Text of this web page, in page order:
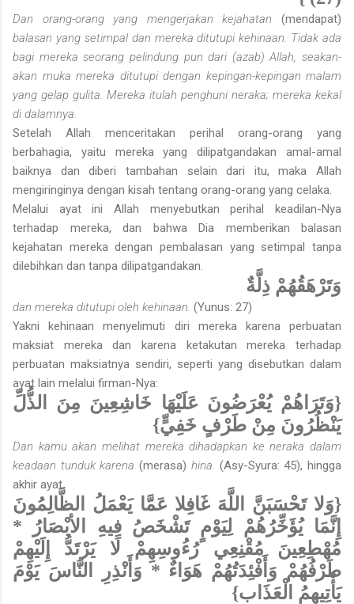
Dan orang-orang yang mengerjakan kejahatan (mendapat)
balasan yang setimpal dan mereka ditutupi kehinaan. Tidak ada
bagi mereka seorang pelindung pun dari (azab) Allah, seakan-
akan muka mereka ditutupi dengan kepingan-kepingan malam
yang gelap gulita. Mereka itulah penghuni neraka; mereka kekal
di dalamnya.
Setelah Allah menceritakan perihal orang-orang yang
berbahagia, yaitu mereka yang dilipatgandakan amal-amal
baiknya dan diberi tambahan selain dari itu, maka Allah
mengiringinya dengan kisah tentang orang-orang yang celaka.
Melalui ayat ini Allah menyebutkan perihal keadilan-Nya
terhadap mereka, dan bahwa Dia memberikan balasan
kejahatan mereka dengan pembalasan yang setimpal tanpa
dilebihkan dan tanpa dilipatgandakan.
وَتَرْهَقُهُمْ ذِلَّةٌ
dan mereka ditutupi oleh kehinaan. (Yunus: 27)
Yakni kehinaan menyelimuti diri mereka karena perbuatan
maksiat mereka dan karena ketakutan mereka terhadap
perbuatan maksiatnya sendiri, seperti yang disebutkan dalam
ayat lain melalui firman-Nya:
{وَتَرَاهُمْ يُعْرَضُونَ عَلَيْهَا خَاشِعِينَ مِنَ الذُّلِّ
يَنْظُرُونَ مِنْ طَرْفٍ خَفِيٍّ}
Dan kamu akan melihat mereka dihadapkan ke neraka dalam
ke­adaan tunduk karena(merasa) hina. (Asy-Syura: 45), hingga
akhir ayat.
{وَلا تَحْسَبَنَّ اللَّهَ غَافِلا عَمَّا يَعْمَلُ الظَّالِمُونَ
إِنَّمَا يُؤَخِّرُهُمْ لِيَوْمٍ تَشْخَصُ فِيهِ الأبْصَارُ *
مُهْطِعِينَ مُقْنِعِي رُءُوسِهِمْ لَا يَرْتَدُّ إِلَيْهِمْ
طَرْفُهُمْ وَأَفْئِدَتُهُمْ هَوَاءٌ * وَأَنْذِرِ النَّاسَ يَوْمَ
يَأْتِيهِمُ الْعَذَاب}